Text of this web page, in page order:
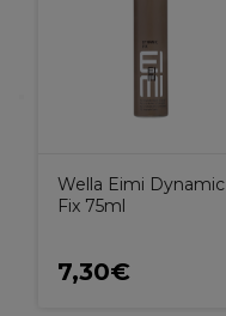
Wella Eimi Dynamic
Fix 75ml
7,30€